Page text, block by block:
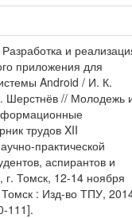
и
приложения для
Android / И. К.
Шерстнёв // Молодежь
трудов XII
практической
аспирантов и
Томск, 12-14 ноября
: Изд-во ТПУ,
111].